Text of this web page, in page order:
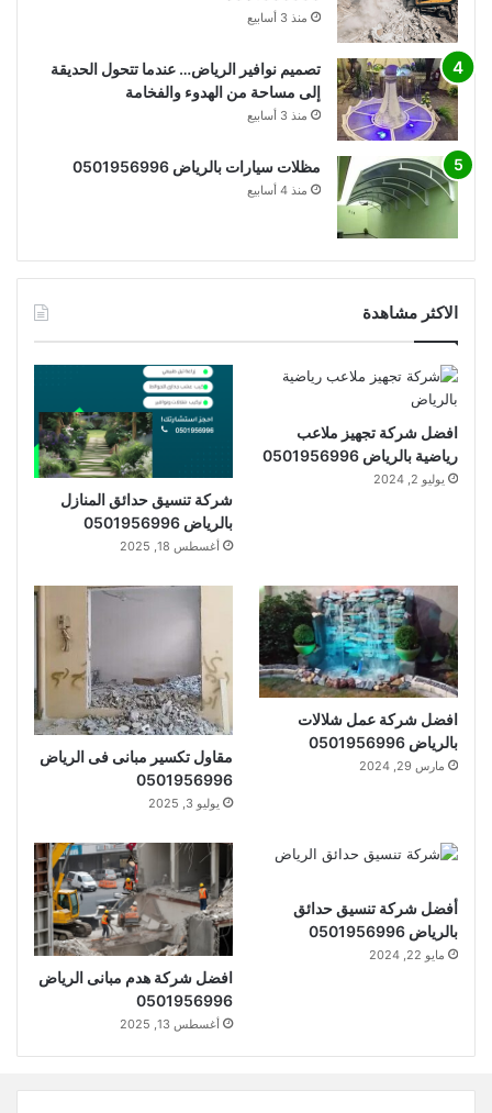
منذ 3 أسابيع
تصميم نوافير الرياض… عندما تتحول الحديقة
إلى مساحة من الهدوء والفخامة
منذ 3 أسابيع
مظلات سيارات بالرياض 0501956996
منذ 4 أسابيع
الاكثر مشاهدة
افضل شركة تجهيز ملاعب
رياضية بالرياض 0501956996
يوليو 2, 2024
شركة تنسيق حدائق المنازل
بالرياض 0501956996
أغسطس 18, 2025
افضل شركة عمل شلالات
بالرياض 0501956996
مارس 29, 2024
مقاول تكسير مبانى فى الرياض
0501956996
يوليو 3, 2025
أفضل شركة تنسيق حدائق
بالرياض 0501956996
مايو 22, 2024
افضل شركة هدم مبانى الرياض
0501956996
أغسطس 13, 2025